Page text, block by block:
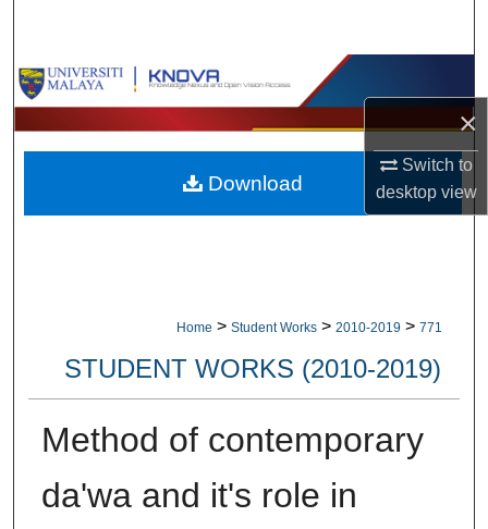
×
Switch to
desktopview
Browse Collections
My Account
About
Home > Student Works > 2010-2019 > 771
STUDENT WORKS (2010-2019)
Method of contemporary
da'wa and it's role in
Download